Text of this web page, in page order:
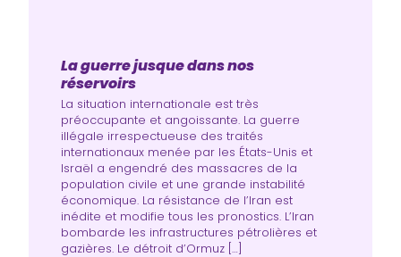
La guerre jusque dans nos
réservoirs
La situation internationale est très
préoccupante et angoissante. La guerre
illégale irrespectueuse des traités
internationaux menée par les États-Unis et
Israël a engendré des massacres de la
population civile et une grande instabilité
économique. La résistance de l’Iran est
inédite et modifie tous les pronostics. L’Iran
bombarde les infrastructures pétrolières et
gazières. Le détroit d’Ormuz […]